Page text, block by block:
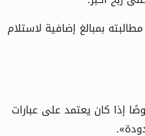
بمبالغ إضافية لاستلام
إذا كان يعتمد على عبارات